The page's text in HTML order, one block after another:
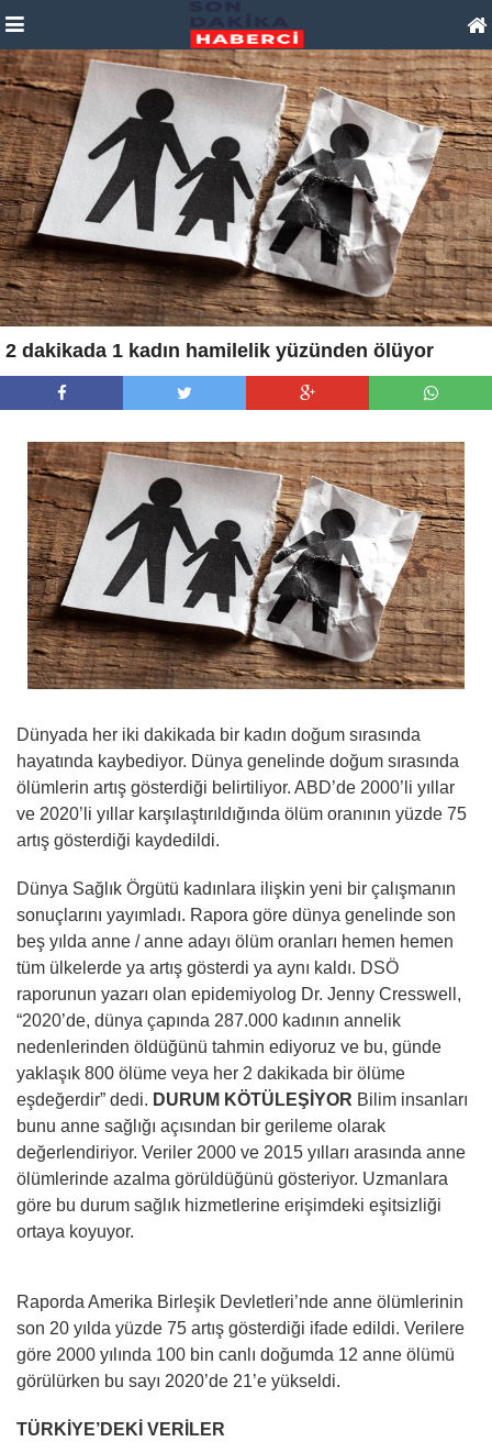
2 dakikada 1 kadın hamilelik yüzünden ölüyor
Dünyada her iki dakikada bir kadın doğum sırasında
hayatında kaybediyor. Dünya genelinde doğum sırasında
ölümlerin artış gösterdiği belirtiliyor. ABD’de 2000’li yıllar
ve 2020’li yıllar karşılaştırıldığında ölüm oranının yüzde 75
artış gösterdiği kaydedildi.
Dünya Sağlık Örgütü kadınlara ilişkin yeni bir çalışmanın
sonuçlarını yayımladı. Rapora göre dünya genelinde son
beş yılda anne / anne adayı ölüm oranları hemen hemen
tüm ülkelerde ya artış gösterdi ya aynı kaldı. DSÖ
raporunun yazarı olan epidemiyolog Dr. Jenny Cresswell,
“2020’de, dünya çapında 287.000 kadının annelik
nedenlerinden öldüğünü tahmin ediyoruz ve bu, günde
yaklaşık 800 ölüme veya her 2 dakikada bir ölüme
eşdeğerdir” dedi. DURUM KÖTÜLEŞİYOR Bilim insanları
bunu anne sağlığı açısından bir gerileme olarak
değerlendiriyor. Veriler 2000 ve 2015 yılları arasında anne
ölümlerinde azalma görüldüğünü gösteriyor. Uzmanlara
göre bu durum sağlık hizmetlerine erişimdeki eşitsizliği
ortaya koyuyor.
Raporda Amerika Birleşik Devletleri’nde anne ölümlerinin
son 20 yılda yüzde 75 artış gösterdiği ifade edildi. Verilere
göre 2000 yılında 100 bin canlı doğumda 12 anne ölümü
görülürken bu sayı 2020’de 21’e yükseldi.
TÜRKİYE’DEKİ VERİLER